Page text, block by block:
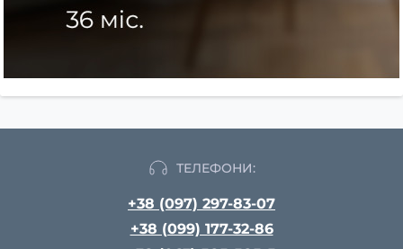
ТЕЛЕФОНИ:
+38 (097) 297-83-07
+38 (099) 177-32-86